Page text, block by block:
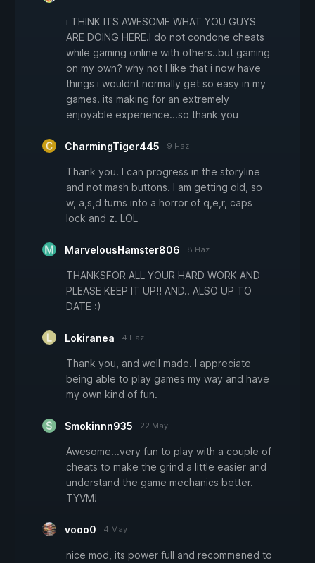
i THINK ITS AWESOME WHAT YOU GUYS
ARE DOING HERE.I do not condone cheats
while gaming online with others..but gaming
on my own? why not I like that i now have
things i wouldnt normally get so easy in my
games. its making for an extremely
enjoyable experience...so thank you
CharmingTiger445 9 Haz
Thank you. I can progress in the storyline
and not mash buttons. I am getting old, so
w, a,s,d turns into a horror of q,e,r, caps
lock and z. LOL
MarvelousHamster806 8 Haz
THANKSFOR ALL YOUR HARD WORK AND
PLEASE KEEP IT UP!! AND.. ALSO UP TO
DATE :)
Lokiranea 4 Haz
Thank you, and well made. I appreciate
being able to play games my way and have
my own kind of fun.
Smokinnn935 22 May
Awesome...very fun to play with a couple of
cheats to make the grind a little easier and
understand the game mechanics better.
TYVM!
vooo0 4 May
nice mod, its power full and recommened to